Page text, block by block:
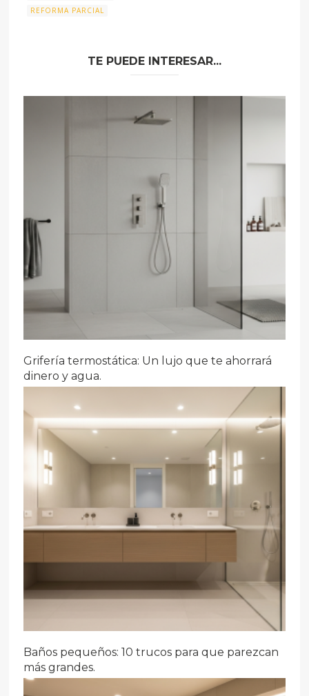
REFORMA PARCIAL
TE PUEDE INTERESAR...
Grifería termostática: Un lujo que te ahorrará
dinero y agua.
Baños pequeños: 10 trucos para que parezcan
más grandes.